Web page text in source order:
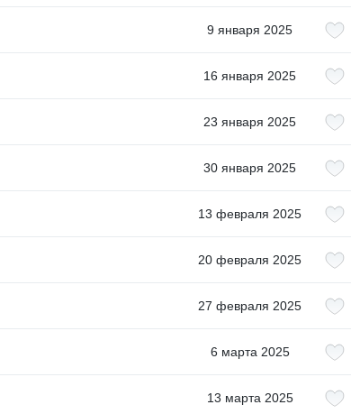
9 января 2025
16 января 2025
23 января 2025
30 января 2025
13 февраля 2025
20 февраля 2025
27 февраля 2025
6 марта 2025
13 марта 2025